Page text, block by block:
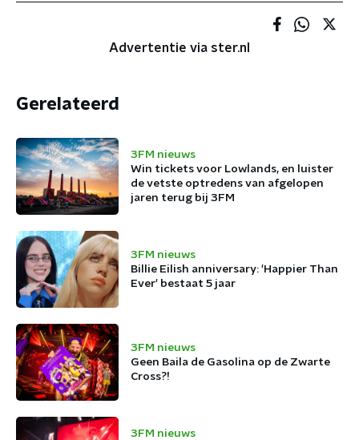
Advertentie via ster.nl
Gerelateerd
3FM nieuws
Win tickets voor Lowlands, en luister
de vetste optredens van afgelopen
jaren terug bij 3FM
3FM nieuws
Billie Eilish anniversary: 'Happier Than
Ever' bestaat 5 jaar
3FM nieuws
Geen Baila de Gasolina op de Zwarte
Cross?!
3FM nieuws